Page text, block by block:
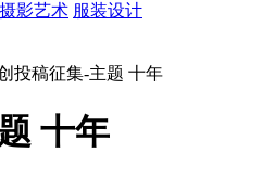
摄影艺术 服装设计
投稿征集-主题 十年
十年